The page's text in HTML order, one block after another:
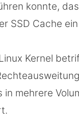
konnte,
SSD Cache
Kernel
in mehrere